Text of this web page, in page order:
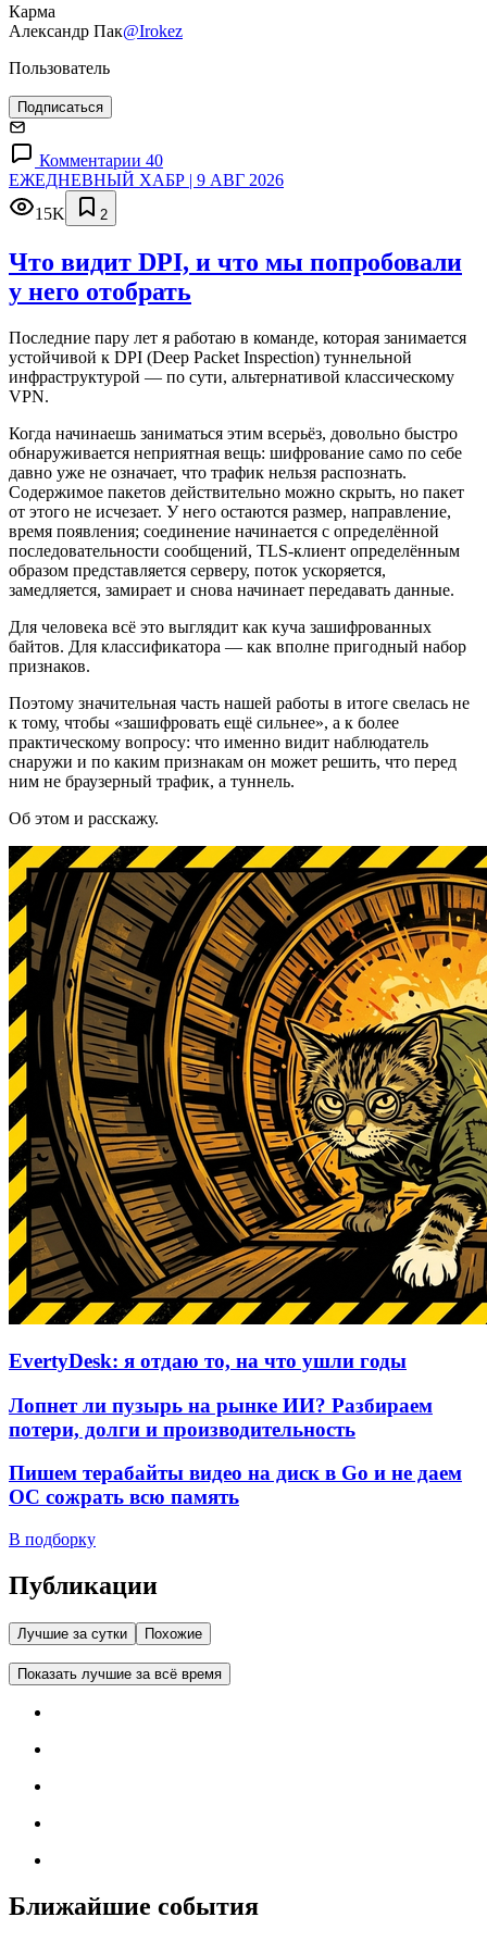
Карма
Александр Пак@Irokez
Пользователь
Подписаться
Комментарии 40
ЕЖЕДНЕВНЫЙ ХАБР | 9 АВГ 2026
15K
2
Что видит DPI, и что мы попробовали
у него отобрать
Последние пару лет я работаю в команде, которая занимается
устойчивой к DPI (Deep Packet Inspection) туннельной
инфраструктурой — по сути, альтернативой классическому
VPN.
Когда начинаешь заниматься этим всерьёз, довольно быстро
обнаруживается неприятная вещь: шифрование само по себе
давно уже не означает, что трафик нельзя распознать.
Содержимое пакетов действительно можно скрыть, но пакет
от этого не исчезает. У него остаются размер, направление,
время появления; соединение начинается с определённой
последовательности сообщений, TLS-клиент определённым
образом представляется серверу, поток ускоряется,
замедляется, замирает и снова начинает передавать данные.
Для человека всё это выглядит как куча зашифрованных
байтов. Для классификатора — как вполне пригодный набор
признаков.
Поэтому значительная часть нашей работы в итоге свелась не
к тому, чтобы «зашифровать ещё сильнее», а к более
практическому вопросу: что именно видит наблюдатель
снаружи и по каким признакам он может решить, что перед
ним не браузерный трафик, а туннель.
Об этом и расскажу.
EvertyDesk: я отдаю то, на что ушли годы
Лопнет ли пузырь на рынке ИИ? Разбираем
потери, долги и производительность
Пишем терабайты видео на диск в Go и не даем
ОС сожрать всю память
В подборку
Публикации
Лучшие за сутки Похожие
Показать лучшие за всё время
Ближайшие события